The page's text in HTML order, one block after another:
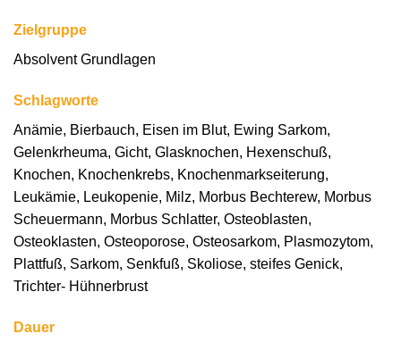
Zielgruppe
Absolvent Grundlagen
Schlagworte
Anämie, Bierbauch, Eisen im Blut, Ewing Sarkom,
Gelenkrheuma, Gicht, Glasknochen, Hexenschuß,
Knochen, Knochenkrebs, Knochenmarkseiterung,
Leukämie, Leukopenie, Milz, Morbus Bechterew, Morbus
Scheuermann, Morbus Schlatter, Osteoblasten,
Osteoklasten, Osteoporose, Osteosarkom, Plasmozytom,
Plattfuß, Sarkom, Senkfuß, Skoliose, steifes Genick,
Trichter- Hühnerbrust
Dauer